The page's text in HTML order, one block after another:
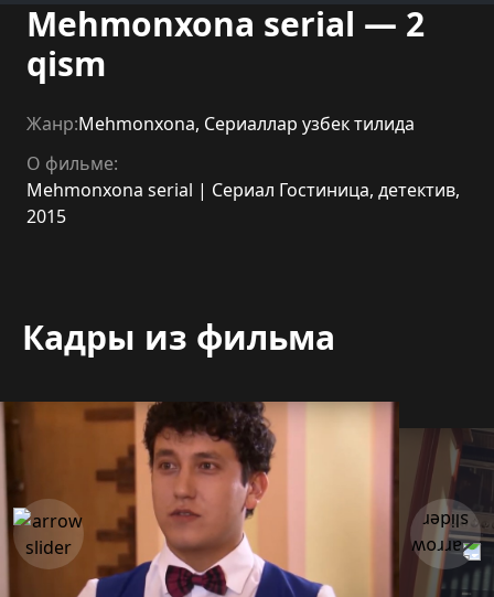
Mehmonxona serial — 2
qism
Жанр:Mehmonxona, Сериаллар узбек тилида
О фильме:
Mehmonxona serial | Сериал Гостиница, детектив,
2015
Кадры из фильма